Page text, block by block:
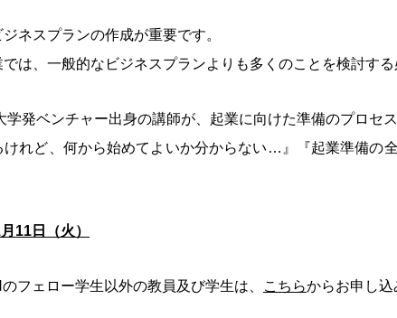
ネスプランの作成が重要です。
は、一般的なビジネスプランよりも多くのことを検討する
学発ベンチャー出身の講師が、起業に向けた準備のプロセ
けれど、何から始めてよいか分からない…』『起業準備の
11日（火）
フェロー学生以外の教員及び学生は、 こちらからお申し込